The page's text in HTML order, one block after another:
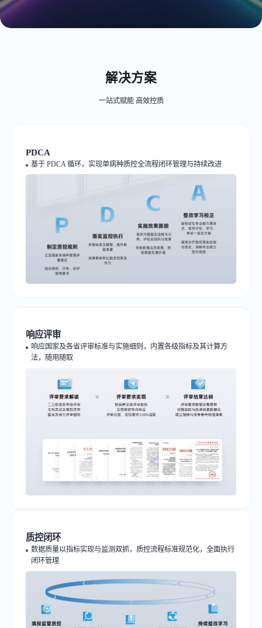
解决方案
一站式赋能 高效控质
PDCA
基于 PDCA 循环，实现单病种质控全流程闭环管理与持续改进
响应评审
响应国家及各省评审标准与实施细则，内置各级指标及其计算方
法，随用随取
质控闭环
数据质量以指标实现与监测双抓，质控流程标准规范化，全面执行
闭环管理